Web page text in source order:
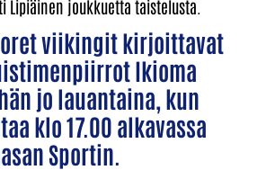
joukkuetta taistelusta.
viikingit kirjoittavat
Ikioma
jo lauantaina, kun
klo 17.00 alkavassa
Sportin.